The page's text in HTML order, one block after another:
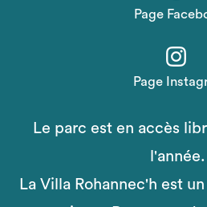
Page
Page
Le parc est en accès
l'année.
La Villa Rohannec'h est